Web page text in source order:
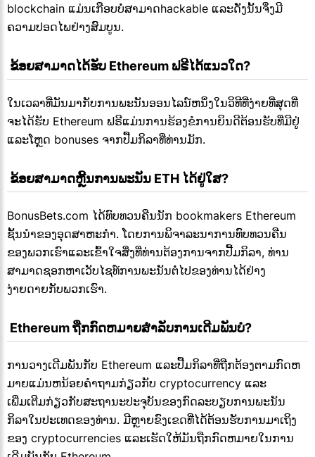
blockchain ແມ່ນເກືອບບໍ່ສາມາດhackable ແລະດັ່ງນັ້ນຈຶ່ງມີ
ຄວາມປອດໄພຢ່າງສົມບູນ.
ຂ້ອຍສາມາດໄດ້ຮັບ Ethereum ຟຣີໄດ້ແນວໃດ?
ໃນເວລາທີ່ມັນມາກັບການພະນັນອອນໄລນ໌ຫນຶ່ງໃນວິທີທີ່ງ່າຍທີ່ສຸດທີ່
ຈະໄດ້ຮັບ Ethereum ຟຣີແມ່ນການຮ້ອງຂໍການຍິນດີຕ້ອນຮັບທີ່ມີຢູ່
ແລະໂຫຼດ bonuses ຈາກປື້ມກິລາທີ່ທ່ານມັກ.
ຂ້ອຍສາມາດຫຼີ້ນການພະນັນ ETH ໄດ້ຢູ່ໃສ?
BonusBets.com ໄດ້ທົບທວນຄືນນັກ bookmakers Ethereum
ຊັ້ນນໍາຂອງອຸດສາຫະກໍາ. ໂດຍການພິຈາລະນາການທົບທວນຄືນ
ຂອງພວກເຮົາແລະເຂົ້າໃຈສິ່ງທີ່ທ່ານຕ້ອງການຈາກປື້ມກິລາ, ທ່ານ
ສາມາດຊອກຫາເວັບໄຊທ໌ການພະນັນຕໍ່ໄປຂອງທ່ານໄດ້ຢ່າງ
ງ່າຍດາຍກັບພວກເຮົາ.
Ethereum ຖືກກົດຫມາຍສໍາລັບການເດີມພັນບໍ?
ການວາງເດີມພັນກັບ Ethereum ແລະປື້ມກິລາທີ່ຖືກຕ້ອງຕາມກົດຫ
ມາຍແມ່ນຫນ້ອຍຄໍາຖາມກ່ຽວກັບ cryptocurrency ແລະ
ເພີ່ມເຕີມກ່ຽວກັບສະຖານະປະຈຸບັນຂອງກົດລະບຽບການພະນັນ
ກິລາໃນປະເທດຂອງທ່ານ. ມີຫຼາຍຂົງເຂດທີ່ໄດ້ຕ້ອນຮັບການມາເຖິງ
ຂອງ cryptocurrencies ແລະເຮັດໃຫ້ມັນຖືກກົດຫມາຍໃນການ